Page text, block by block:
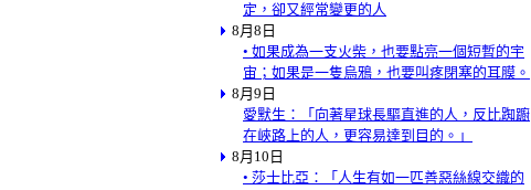
定，卻又經常變更的人
8月8日
• 如果成為一支火柴，也要點亮一個短暫的宇
宙；如果是一隻烏鴉，也要叫疼閉塞的耳膜。
8月9日
愛默生：「向著星球長驅直進的人，反比踟躕
在峽路上的人，更容易達到目的。」
8月10日
• 莎士比亞：「人生有如一匹善惡絲線交織的